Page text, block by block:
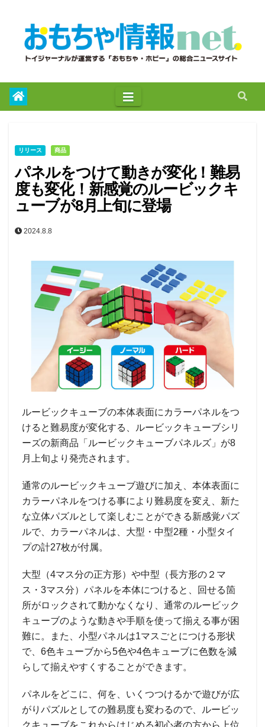
リリース 商品
パネルをつけて動きが変化！難易
度も変化！新感覚のルービックキ
ューブが8月上旬に登場
2024.8.8
ルービックキューブの本体表面にカラーパネルをつ
けると難易度が変化する、ルービックキューブシリ
ーズの新商品「ルービックキューブパネルズ」が8
月上旬より発売されます。
通常のルービックキューブ遊びに加え、本体表面に
カラーパネルをつける事により難易度を変え、新た
な立体パズルとして楽しむことができる新感覚パズ
ルで、カラーパネルは、大型・中型2種・小型タイ
プの計27枚が付属。
大型（4マス分の正方形）や中型（長方形の２マ
ス・3マス分）パネルを本体につけると、回せる箇
所がロックされて動かなくなり、通常のルービック
キューブのような動きや手順を使って揃える事が困
難に。また、小型パネルは1マスごとにつける形状
で、6色キューブから5色や4色キューブに色数を減
らして揃えやすくすることができます。
パネルをどこに、何を、いくつつけるかで遊びが広
がりパズルとしての難易度も変わるので、ルービッ